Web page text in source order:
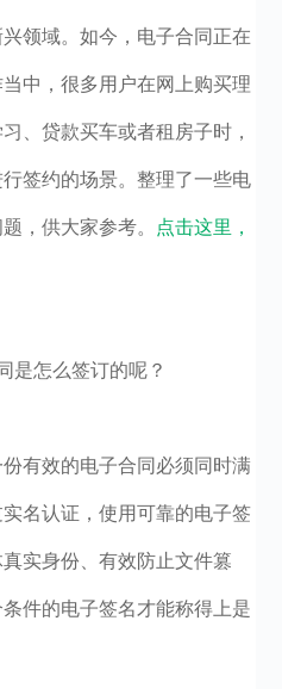
领域。如今，电子合同正在
中，很多用户在网上购买理
、贷款买车或者租房子时，
签约的场景。整理了一些电
，供大家参考。 点击这里，
是怎么签订的呢？
有效的电子合同必须同时满
名认证，使用可靠的电子签
实身份、有效防止文件篡
件的电子签名才能称得上是